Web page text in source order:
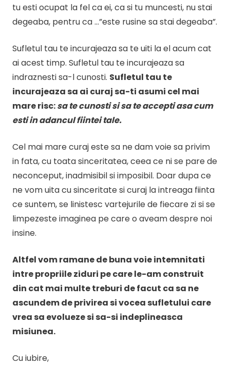
tu esti ocupat la fel ca ei, ca si tu muncesti, nu stai
degeaba, pentru ca …”este rusine sa stai degeaba”.
Sufletul tau te incurajeaza sa te uiti la el acum cat
ai acest timp. Sufletul tau te incurajeaza sa
indraznesti sa-l cunosti. Sufletul tau te
incurajeaza sa ai curaj sa-ti asumi cel mai
mare risc:sa te cunosti si sa te accepti asa cum
esti in adancul fiintei tale.
Cel mai mare curaj este sa ne dam voie sa privim
in fata, cu toata sinceritatea, ceea ce ni se pare de
neconceput, inadmisibil si imposibil. Doar dupa ce
ne vom uita cu sinceritate si curaj la intreaga fiinta
ce suntem, se linistesc vartejurile de fiecare zi si se
limpezeste imaginea pe care o aveam despre noi
insine.
Altfel vom ramane de buna voie intemnitati
intre propriile ziduri pe care le-am construit
din cat mai multe treburi de facut ca sa ne
ascundem de privirea si vocea sufletului care
vrea sa evolueze si sa-si indeplineasca
misiunea.
Cu iubire,